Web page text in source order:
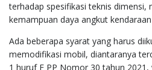
terhadap spesifikasi teknis dimensi,
kemampuan daya angkut
Ada beberapa syarat yang harus
memodifikasi mobil, diantaranya
1 huruf F PP Nomor 30 tahun